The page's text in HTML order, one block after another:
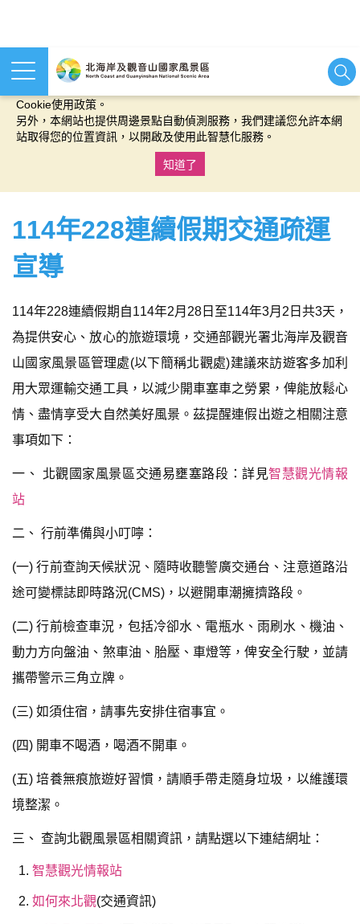
本網站使用cookies等相關技術以持續優化網站服務，並有助於為
Cookie使用政策。
另外，本網站也提供周邊景點自動偵測服務，我們建議您允許本網
站取得您的位置資訊，以開啟及使用此智慧化服務。
知道了
114年228連續假期交通疏運
宣導
114年228連續假期自114年2月28日至114年3月2日共3天，
為提供安心、放心的旅遊環境，交通部觀光署北海岸及觀音
山國家風景區管理處(以下簡稱北觀處)建議來訪遊客多加利
用大眾運輸交通工具，以減少開車塞車之勞累，俾能放鬆心
情、盡情享受大自然美好風景。茲提醒連假出遊之相關注意
事項如下：
一、 北觀國家風景區交通易壅塞路段：詳見智慧觀光情報
站
二、 行前準備與小叮嚀：
(一) 行前查詢天候狀況、隨時收聽警廣交通台、注意道路沿
途可變標誌即時路況(CMS)，以避開車潮擁擠路段。
(二) 行前檢查車況，包括冷卻水、電瓶水、雨刷水、機油、
動力方向盤油、煞車油、胎壓、車燈等，俾安全行駛，並請
攜帶警示三角立牌。
(三) 如須住宿，請事先安排住宿事宜。
(四) 開車不喝酒，喝酒不開車。
(五) 培養無痕旅遊好習慣，請順手帶走隨身垃圾，以維護環
境整潔。
三、 查詢北觀風景區相關資訊，請點選以下連結網址：
智慧觀光情報站
如何來北觀(交通資訊)